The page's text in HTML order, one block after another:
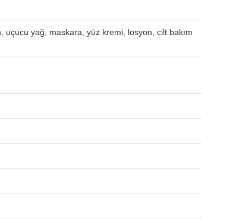
uçucu yağ, maskara, yüz kremi, losyon, cilt bakım